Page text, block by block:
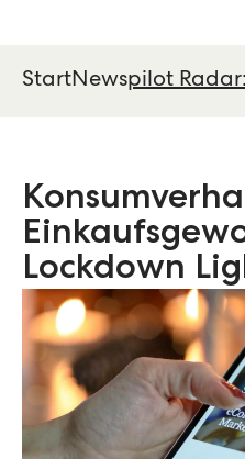
StartNewspilot
Lockdown